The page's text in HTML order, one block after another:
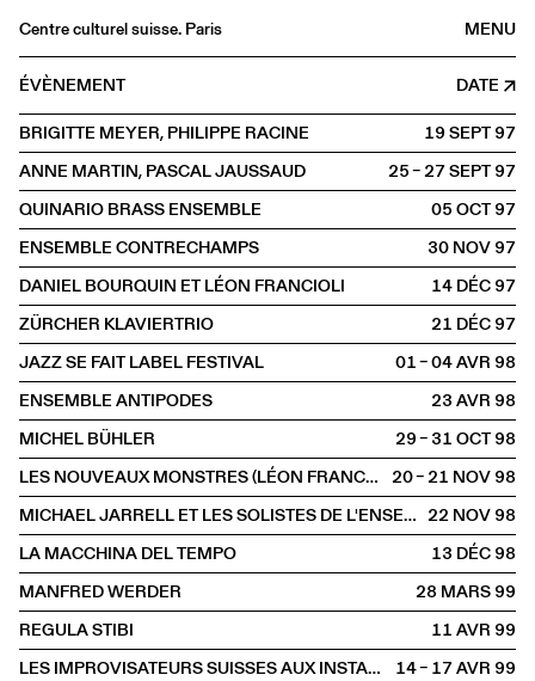
MENU
Centre culturel suisse. Paris
Agenda
Librairie
Buvette
Archives
Médiathèque
Éditions
Informations
FR/EN
SCÈNE Concert
ÉVÈNEMENT
DATE
BRIGITTE MEYER, PHILIPPE RACINE
19 SEPT1997
ANNE MARTIN, PASCAL JAUSSAUD
25 – 27 SEPT1997
QUINARIO BRASS ENSEMBLE
05 OCT1997
ENSEMBLE CONTRECHAMPS
30 NOV1997
DANIEL BOURQUIN ET LÉON FRANCIOLI
14 DÉC1997
ZÜRCHER KLAVIERTRIO
21 DÉC1997
JAZZ SE FAIT LABEL FESTIVAL
01 – 04 AVR1998
ENSEMBLE ANTIPODES
23 AVR1998
MICHEL BÜHLER
29 – 31 OCT1998
LES NOUVEAUX MONSTRES (LÉON FRANCIOLI, DANIEL BOURQUIN)
20 – 21 NOV1998
MICHAEL JARRELL ET LES SOLISTES DE L'ENSEMBLE INTERCONTEMPORAIN 22 NOV1998
LA MACCHINA DEL TEMPO
13 DÉC1998
MANFRED WERDER
28 MARS1999
REGULA STIBI
11 AVR1999
LES IMPROVISATEURS SUISSES AUX INSTANTS CHAVIRÉS
14 – 17 AVR1999